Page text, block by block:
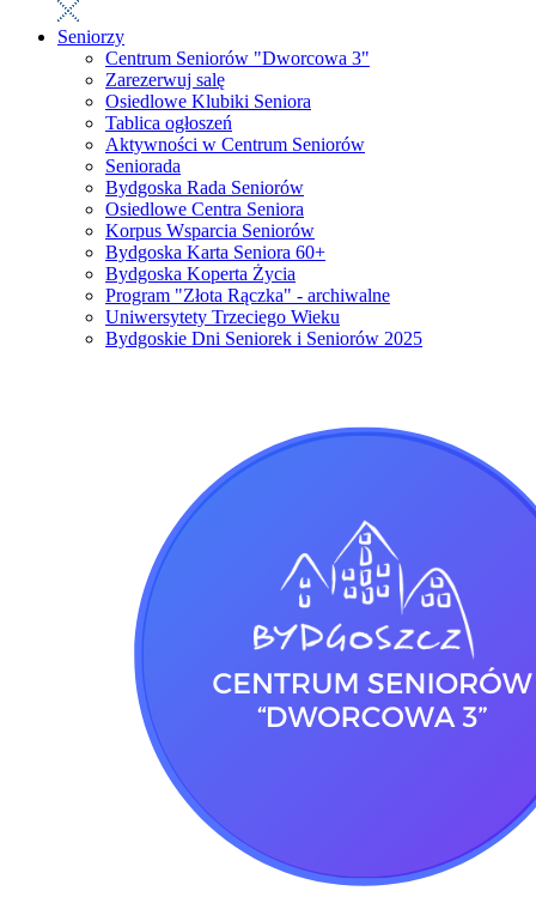
Seniorzy
Centrum Seniorów "Dworcowa 3"
Zarezerwuj salę
Osiedlowe Klubiki Seniora
Tablica ogłoszeń
Aktywności w Centrum Seniorów
Seniorada
Bydgoska Rada Seniorów
Osiedlowe Centra Seniora
Korpus Wsparcia Seniorów
Bydgoska Karta Seniora 60+
Bydgoska Koperta Życia
Program "Złota Rączka" - archiwalne
Uniwersytety Trzeciego Wieku
Bydgoskie Dni Seniorek i Seniorów 2025